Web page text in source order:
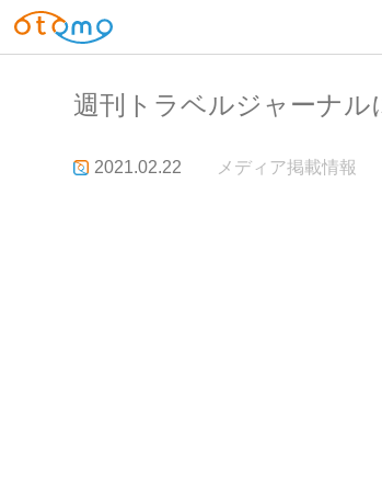
週刊トラベルジャーナル
2021.02.22 メディア掲載情報